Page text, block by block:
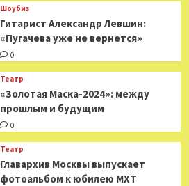
Шоубиз
Гитарист Александр Левшин:
«Пугачева уже не вернется»
0
Театр
«Золотая Маска-2024»: между
прошлым и будущим
0
Театр
​​Главархив Москвы выпускает
фотоальбом к юбилею МХТ